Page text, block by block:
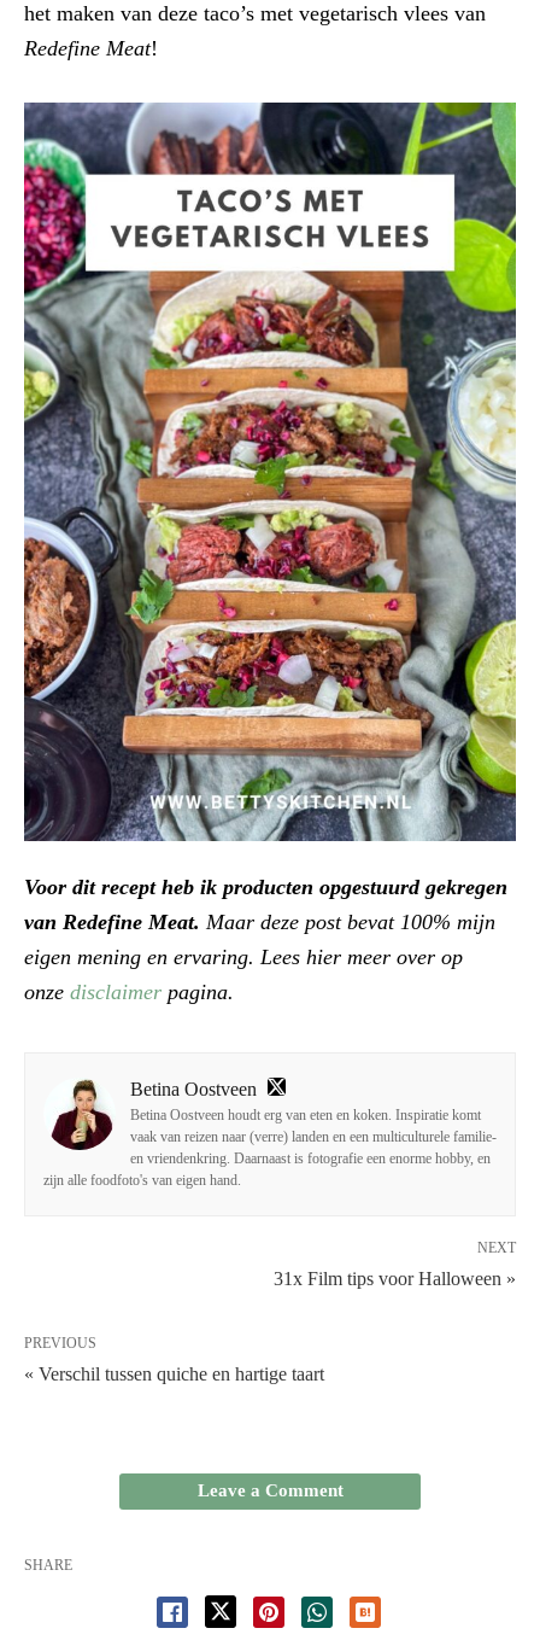
het maken van deze taco’s met vegetarisch vlees van
Redefine Meat!
Voor dit recept heb ik producten opgestuurd gekregen
van Redefine Meat. Maar deze post bevat 100% mijn
eigen mening en ervaring. Lees hier meer over op
onze disclaimer pagina.
Betina Oostveen
Betina Oostveen houdt erg van eten en koken. Inspiratie komt
vaak van reizen naar (verre) landen en een multiculturele familie-
en vriendenkring. Daarnaast is fotografie een enorme hobby, en
zijn alle foodfoto's van eigen hand.
NEXT
31x Film tips voor Halloween »
PREVIOUS
« Verschil tussen quiche en hartige taart
Leave a Comment
SHARE